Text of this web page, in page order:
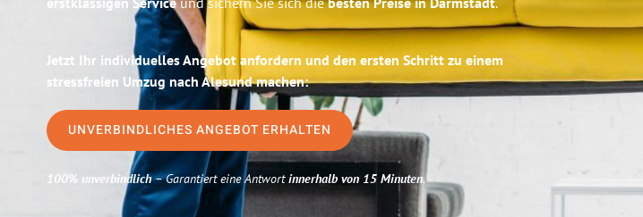
Jetzt Ihr individuelles Angebot anfordern und den ersten Schritt zu einem
stressfreien Umzug nach Alesund machen:
UNVERBINDLICHES ANGEBOT ERHALTEN
100% unverbindlich– Garantiert eine Antwortinnerhalb von 15 Minuten.